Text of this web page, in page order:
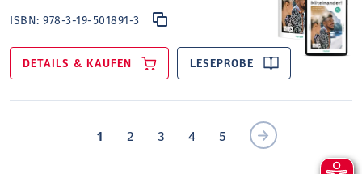
ISBN:978-3-19-501891-3
DETAILS & KAUFEN LESEPROBE
1 2 3 4 5